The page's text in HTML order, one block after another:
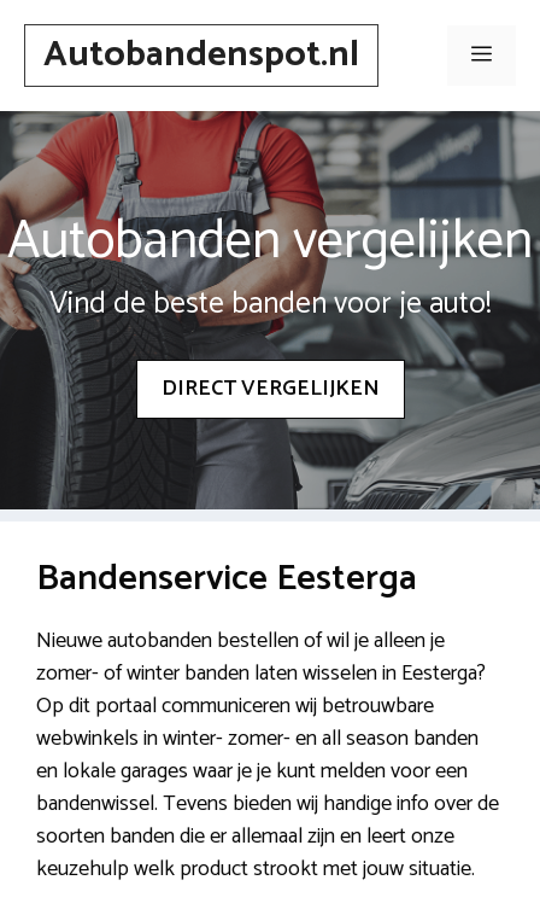
Spring
inhoudAutobandenspot.nl Menu
Autobanden vergelijken
Vind de beste banden voor je auto!
DIRECT VERGELIJKEN
Bandenservice Eesterga
Nieuwe autobanden bestellen of wil je alleen je
zomer- of winter banden laten wisselen in Eesterga?
Op dit portaal communiceren wij betrouwbare
webwinkels in winter- zomer- en all season banden
en lokale garages waar je je kunt melden voor een
bandenwissel. Tevens bieden wij handige info over de
soorten banden die er allemaal zijn en leert onze
keuzehulp welk product strookt met jouw situatie.